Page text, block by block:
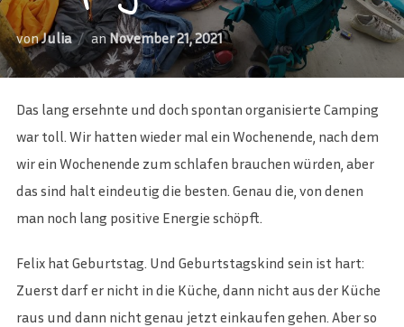
vonJulia anVeröffentlicht
am
November 21, 2021
Das lang ersehnte und doch spontan organisierte Camping
war toll. Wir hatten wieder mal ein Wochenende, nach dem
wir ein Wochenende zum schlafen brauchen würden, aber
das sind halt eindeutig die besten. Genau die, von denen
man noch lang positive Energie schöpft.
Felix hat Geburtstag. Und Geburtstagskind sein ist hart:
Zuerst darf er nicht in die Küche, dann nicht aus der Küche
raus und dann nicht genau jetzt einkaufen gehen. Aber so